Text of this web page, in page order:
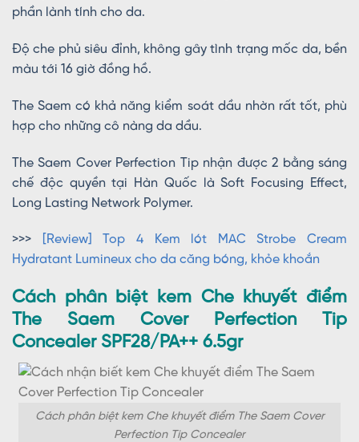
phần lành tính cho da.
Độ che phủ siêu đỉnh, không gây tình trạng mốc da, bền
màu tới 16 giờ đồng hồ.
The Saem có khả năng kiểm soát dầu nhờn rất tốt, phù
hợp cho những cô nàng da dầu.
The Saem Cover Perfection Tip nhận được 2 bằng sáng
chế độc quyền tại Hàn Quốc là Soft Focusing Effect,
Long Lasting Network Polymer.
>>>
[Review] Top 4 Kem lót MAC Strobe Cream
Hydratant Lumineux cho da căng bóng, khỏe khoắn
Cách phân biệt kem Che khuyết điểm
The Saem Cover Perfection Tip
Concealer SPF28/PA++ 6.5gr
Cách phân biệt kem Che khuyết điểm The Saem Cover
Perfection Tip Concealer